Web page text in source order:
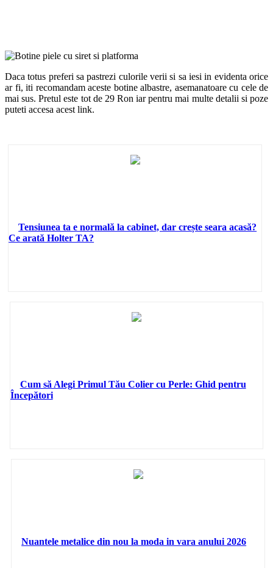
Daca totus preferi sa pastrezi culorile verii si sa iesi in evidenta orice
ar fi, iti recomandam aceste botine albastre, asemanatoare cu cele de
mai sus. Pretul este tot de 29 Ron iar pentru mai multe detalii si poze
puteti accesa acest link.
Tensiunea ta e normală la cabinet, dar crește seara acasă?
Ce arată Holter TA?
Cum să Alegi Primul Tău Colier cu Perle: Ghid pentru
Începători
Nuantele metalice din nou la moda in vara anului 2026